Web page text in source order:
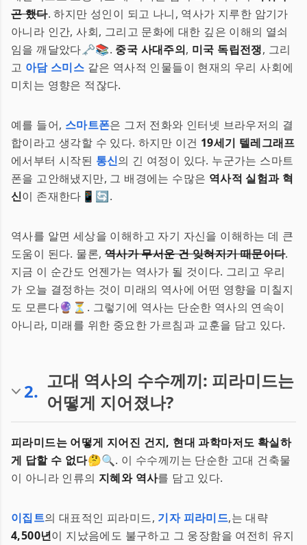
곤 했다. 하지만 성인이 되고 나니, 역사가 지루한 암기가
아니라 인간, 사회, 그리고 문화에 대한 깊은 이해의 열쇠
임을 깨달았다🗝️📚. 중국 사대주의, 미국 독립전쟁, 그리
고 아담 스미스 같은 역사적 인물들이 현재의 우리 사회에
미치는 영향은 적잖다.
예를 들어, 스마트폰은 그저 전화와 인터넷 브라우저의 결
합이라고 생각할 수 있다. 하지만 이건 19세기 텔레그래프
에서부터 시작된 통신의 긴 여정이 있다. 누군가는 스마트
폰을 고안해냈지만, 그 배경에는 수많은 역사적 실험과 혁
신이 존재한다📱🔄.
역사를 알면 세상을 이해하고 자기 자신을 이해하는 데 큰
도움이 된다. 물론,역사가 무서운 건 잊혀지기 때문이다.
지금 이 순간도 언젠가는 역사가 될 것이다. 그리고 우리
가 오늘 결정하는 것이 미래의 역사에 어떤 영향을 미칠지
도 모른다🔮⏳. 그렇기에 역사는 단순한 역사의 연속이
아니라, 미래를 위한 중요한 가르침과 교훈을 담고 있다.
2. 고대 역사의 수수께끼: 피라미드는
어떻게 지어졌나?
피라미드는 어떻게 지어진 건지, 현대 과학마저도 확실하
게 답할 수 없다🤔🔍. 이 수수께끼는 단순한 고대 건축물
이 아니라 인류의 지혜와 역사를 담고 있다.
이집트의 대표적인 피라미드, 기자 피라미드,는 대략
4,500년이 지났음에도 불구하고 그 웅장함을 여전히 유지